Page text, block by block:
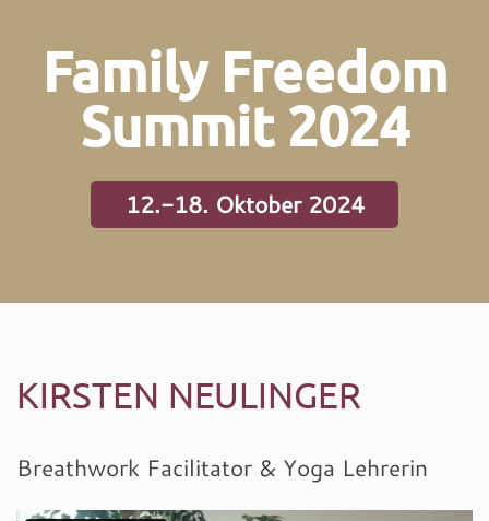
Family Freedom
Summit 2024
12.-18. Oktober 2024
KIRSTEN NEULINGER
Breathwork Facilitator & Yoga Lehrerin